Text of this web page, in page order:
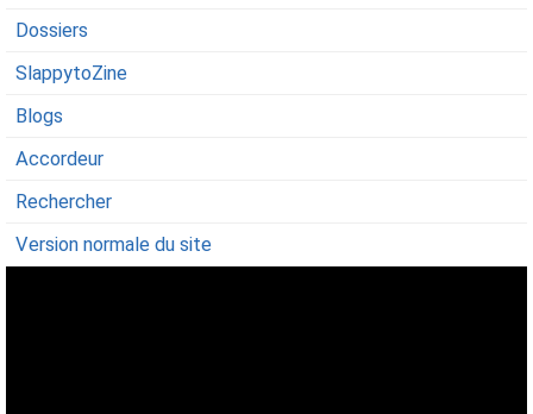
Dossiers
SlappytoZine
Blogs
Accordeur
Rechercher
Version normale du site